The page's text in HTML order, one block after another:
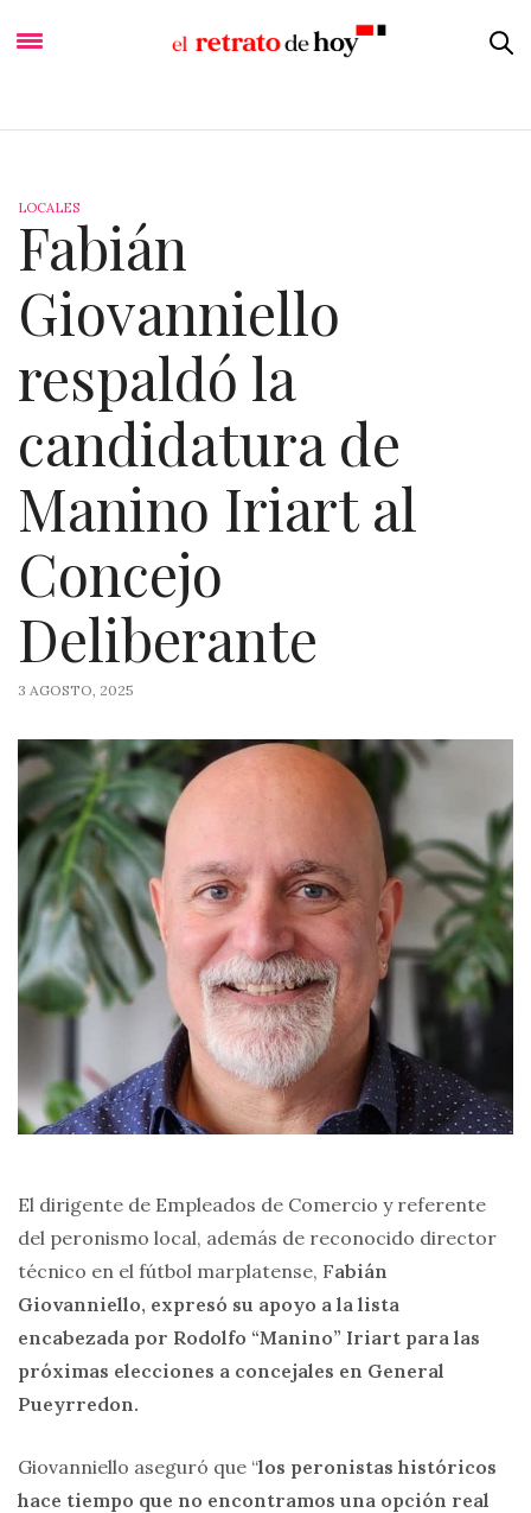
LOCALES
Fabián
Giovanniello
respaldó la
candidatura de
Manino Iriart al
Concejo
Deliberante
3 AGOSTO, 2025
El dirigente de Empleados de Comercio y referente
del peronismo local, además de reconocido director
técnico en el fútbol marplatense, Fabián
Giovanniello, expresó su apoyo a la lista
encabezada por Rodolfo “Manino” Iriart para las
próximas elecciones a concejales en General
Pueyrredon.
Giovanniello aseguró que “los peronistas históricos
hace tiempo que no encontramos una opción real